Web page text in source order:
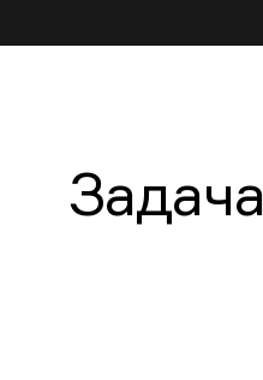
Задача